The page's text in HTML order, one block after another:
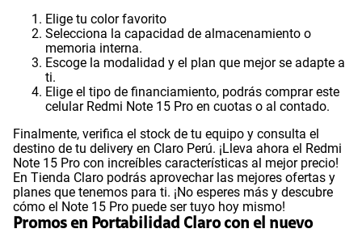
Elige tu color favorito
Selecciona la capacidad de almacenamiento o
memoria interna.
Escoge la modalidad y el plan que mejor se adapte a
ti.
Elige el tipo de financiamiento, podrás comprar este
celular Redmi Note 15 Pro en cuotas o al contado.
Finalmente, verifica el stock de tu equipo y consulta el
destino de tu delivery en Claro Perú. ¡Lleva ahora el Redmi
Note 15 Pro con increíbles características al mejor precio!
En Tienda Claro podrás aprovechar las mejores ofertas y
planes que tenemos para ti. ¡No esperes más y descubre
cómo el Note 15 Pro puede ser tuyo hoy mismo!
Promos en Portabilidad Claro con el nuevo